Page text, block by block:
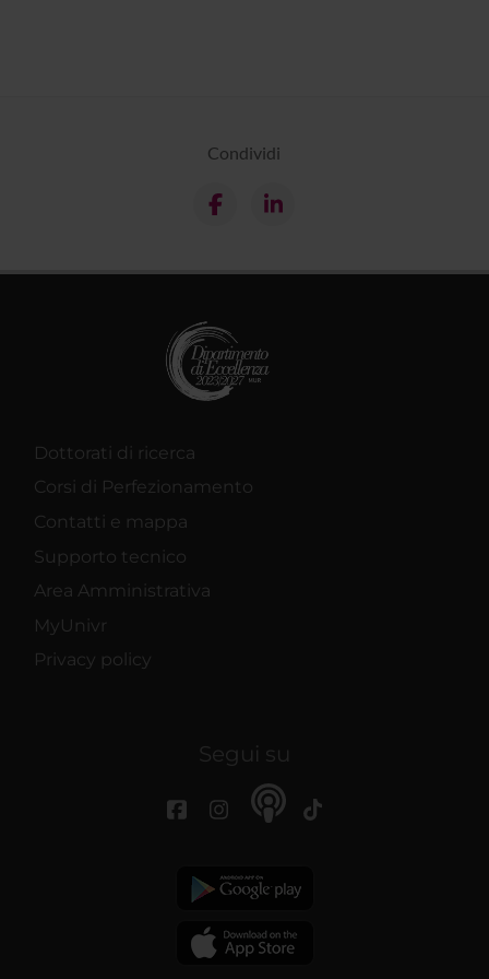
Condividi
Dottorati di ricerca
Corsi di Perfezionamento
Contatti e mappa
Supporto tecnico
Area Amministrativa
MyUnivr
Privacy policy
Segui su